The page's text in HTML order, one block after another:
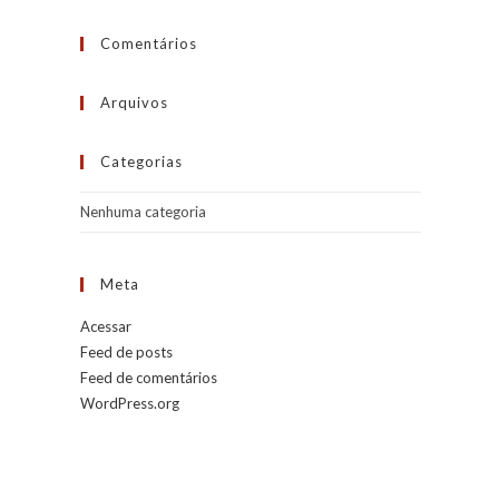
Comentários
Arquivos
Categorias
Nenhuma categoria
Meta
Acessar
Feed de posts
Feed de comentários
WordPress.org